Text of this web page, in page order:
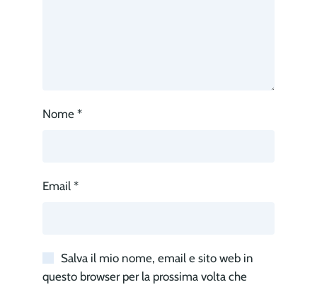
Nome *
Email *
Salva il mio nome, email e sito web in
questo browser per la prossima volta che